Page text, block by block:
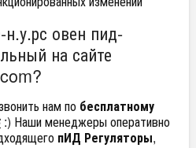
н.у.рс овен пид-
на сайте
нам по бесплатному
:) Наши менеджеры оперативно
пИД Регуляторы,